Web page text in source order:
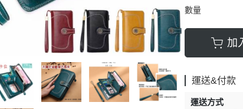
數量
加
運送&付款
運送方式